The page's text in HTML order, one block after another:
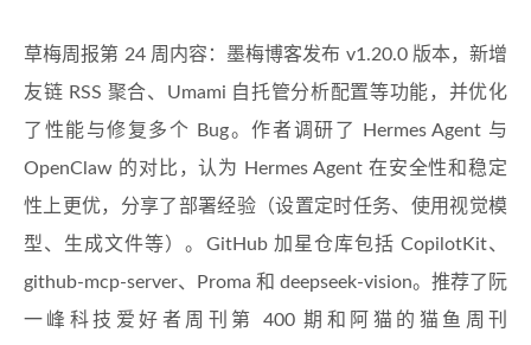
草梅周报第 24 周内容：墨梅博客发布 v1.20.0 版本，新增
友链 RSS 聚合、Umami 自托管分析配置等功能，并优化
了性能与修复多个 Bug。作者调研了 Hermes Agent 与
OpenClaw 的对比，认为 Hermes Agent 在安全性和稳定
性上更优，分享了部署经验（设置定时任务、使用视觉模
型、生成文件等）。GitHub 加星仓库包括 CopilotKit、
github-mcp-server、Proma 和 deepseek-vision。推荐了阮
一峰科技爱好者周刊第 400 期和阿猫的猫鱼周刊